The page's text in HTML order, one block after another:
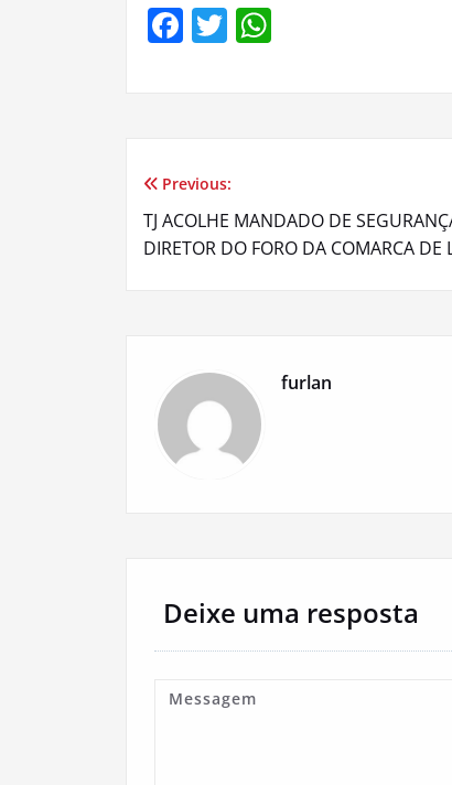
Facebook
Twitter
Navegação
de
Previous:
TJ ACOLHE MANDADO DE
DIRETOR DO FORO DA COMARCA DE
furlan
Deixe uma resposta